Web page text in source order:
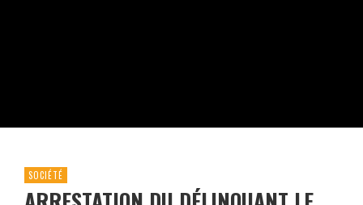
SOCIÉTÉ